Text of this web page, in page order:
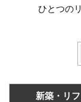
ひとつの
新築・リ